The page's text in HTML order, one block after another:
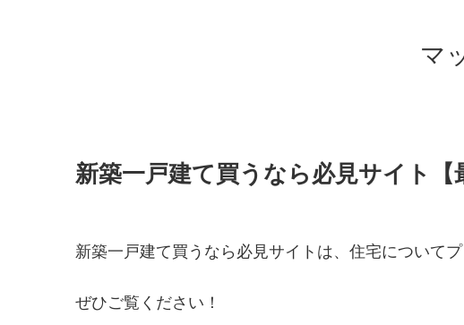
マ
新築一戸建て買うなら必見サイト【
新築一戸建て買うなら必見サイトは、住宅について
ぜひご覧ください！